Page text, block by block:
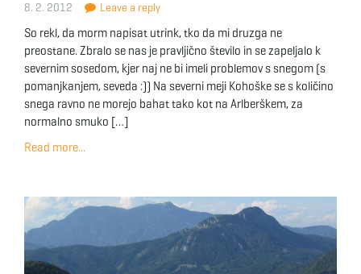
8. 2. 2012 Leave a reply
So rekl, da morm napisat utrink, tko da mi druzga ne
preostane. Zbralo se nas je pravljično število in se zapeljalo k
severnim sosedom, kjer naj ne bi imeli problemov s snegom (s
pomanjkanjem, seveda :)) Na severni meji Kohoške se s količino
snega ravno ne morejo bahat tako kot na Arlberškem, za
normalno smuko […]
Read more...